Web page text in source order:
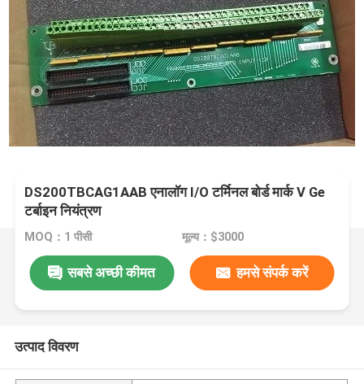
DS200TBCAG1AAB एनालॉग I/O टर्मिनल बोर्ड मार्क V Ge
टर्बाइन नियंत्रण
MOQ：1 पीसी मूल्य：$3000
सबसे अच्छी कीमत हमसे संपर्क करें
उत्पाद विवरण